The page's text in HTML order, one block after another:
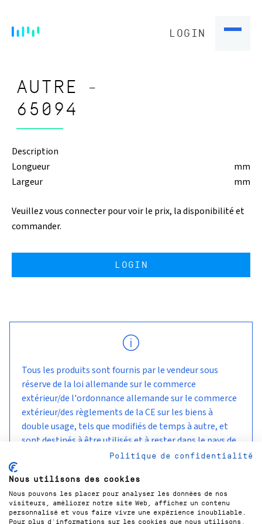
LOGIN
AUTRE -
65094
Description
Longueur
mm
Largeur
mm
Veuillez vous connecter pour voir le prix, la disponibilité et
commander.
LOGIN
Tous les produits sont fournis par le vendeur sous
réserve de la loi allemande sur le commerce
extérieur/de l'ordonnance allemande sur le commerce
extérieur/des règlements de la CE sur les biens à
double usage, tels que modifiés de temps à autre, et
sont destinés à être utilisés et à rester dans le pays de
livraison convenu avec le client.Politique de confidentialité
Nous utilisons des cookies
Nous pouvons les placer pour analyser les données de nos
visiteurs, améliorer notre site Web, afficher un contenu
personnalisé et vous faire vivre une expérience inoubliable.
Pour plus d'informations sur les cookies que nous utilisons,